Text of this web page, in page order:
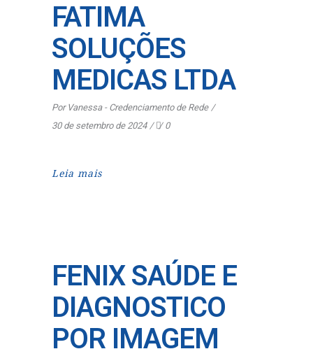
FATIMA
SOLUÇÕES
MEDICAS LTDA
Por Vanessa - Credenciamento de Rede
30 de setembro de 2024
0
Leia mais
FENIX SAÚDE E
DIAGNOSTICO
POR IMAGEM